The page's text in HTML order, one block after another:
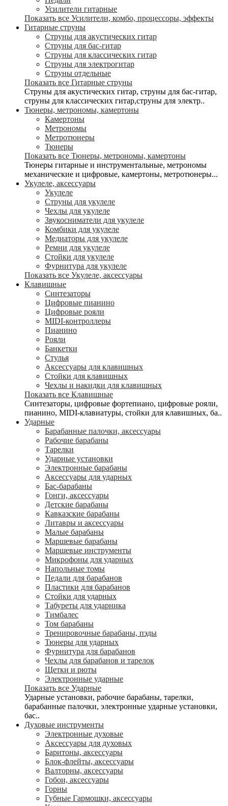
Усилители гитарные
Показать все Усилители, комбо, процессоры, эффекты
Гитарные струны
Струны для акустических гитар
Струны для бас-гитар
Струны для классических гитар
Струны для электрогитар
Струны отдельные
Показать все Гитарные струны
Струны для акустических гитар, струны для бас-гитар,
струны для классических гитар,струны для электр..
Тюнеры, метрономы, камертоны
Камертоны
Метрономы
Метротюнеры
Тюнеры
Показать все Тюнеры, метрономы, камертоны
Тюнеры гитарные и инструментальные, метрономы
механические и цифровые, камертоны, метротюнеры...
Укулеле, аксессуары
Укулеле
Струны для укулеле
Чехлы для укулеле
Звукосниматели для укулеле
Комбики для укулеле
Медиаторы для укулеле
Ремни для укулеле
Стойки для укулеле
Фурнитура для укулеле
Показать все Укулеле, аксессуары
Клавишные
Синтезаторы
Цифровые пианино
Цифровые рояли
MIDI-контроллеры
Пианино
Рояли
Банкетки
Стулья
Аксессуары для клавишных
Стойки для клавишных
Чехлы и накидки для клавишных
Показать все Клавишные
Синтезаторы, цифровые фортепиано, цифровые рояли,
пианино, MIDI-клавиатуры, стойки для клавишных, ба..
Ударные
Барабанные палочки, аксессуары
Рабочие барабаны
Тарелки
Ударные установки
Электронные барабаны
Аксессуары для ударных
Бас-барабаны
Гонги, аксессуары
Детские барабаны
Кавказские барабаны
Литавры и аксессуары
Малые барабаны
Маршевые барабаны
Маршевые инструменты
Микрофоны для ударных
Напольные томы
Педали для барабанов
Пластики для барабанов
Стойки для ударных
Табуреты для ударника
Тимбалес
Том барабаны
Тренировочные барабаны, пэды
Тюнеры для ударных
Фурнитура для барабанов
Чехлы для барабанов и тарелок
Щетки и рюты
Электронные ударные
Показать все Ударные
Ударные установки, рабочие барабаны, тарелки,
барабанные палочки, электронные ударные установки,
бас..
Духовые инструменты
Электронные духовые
Аксессуары для духовых
Баритоны, аксессуары
Блок-флейты, аксессуары
Валторны, аксессуары
Гобои, аксессуары
Горны
Губные Гармошки, аксессуары